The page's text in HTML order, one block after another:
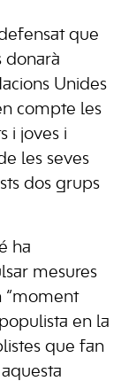
que
donarà
Unides
compte les
i joves i
les seves
dos grups
ha
mesures
“moment
en la
que fan